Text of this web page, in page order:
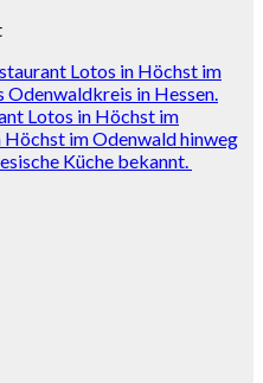
Lotos in Höchst im
in Hessen.
Lotos in Höchst im
im Odenwald hinweg
Küche bekannt.